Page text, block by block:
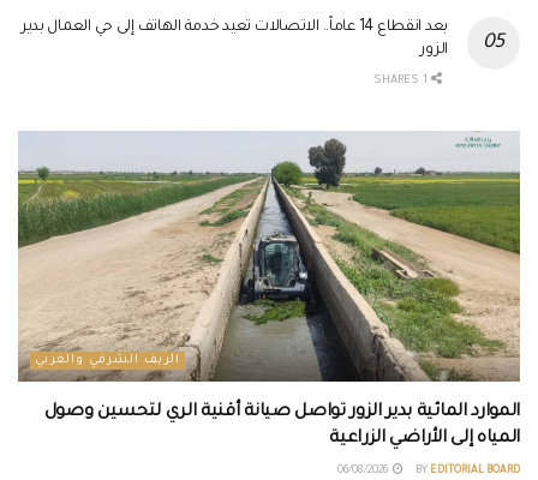
بعد انقطاع 14 عاماً.. الاتصالات تعيد خدمة الهاتف إلى حي العمال بدير
الزور
الريف الشرقي والغربي
الموارد المائية بدير الزور تواصل صيانة أقنية الري لتحسين وصول
المياه إلى الأراضي الزراعية
BY EDITORIAL BOARD